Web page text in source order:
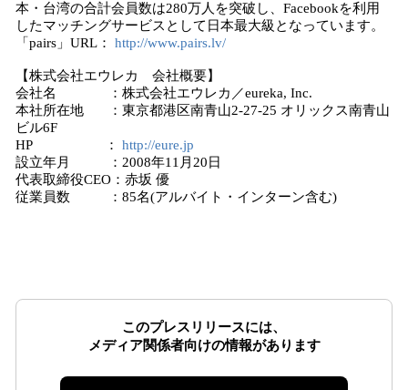
本・台湾の合計会員数は280万人を突破し、Facebookを利用
したマッチングサービスとして日本最大級となっています。
「pairs」URL： http://www.pairs.lv/
【株式会社エウレカ 会社概要】
会社名 ：株式会社エウレカ／eureka, Inc.
本社所在地 ：東京都港区南青山2-27-25 オリックス南青山
ビル6F
HP ： http://eure.jp
設立年月 ：2008年11月20日
代表取締役CEO：赤坂 優
従業員数 ：85名(アルバイト・インターン含む)
このプレスリリースには、
メディア関係者向けの情報があります